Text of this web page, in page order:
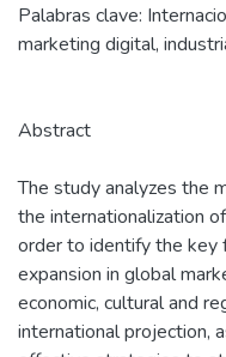
Palabras clave:
marketing digital,
Abstract
The study analyzes the
the internationalization
order to identify the key
expansion in global
economic, cultural and
international projection,